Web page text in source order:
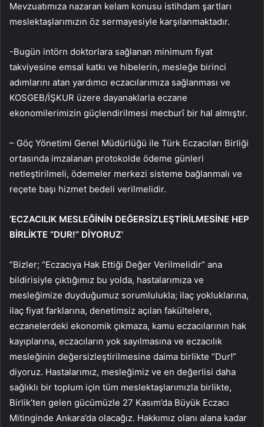
Mevzuatımıza nazaran kelam konusu istihdam şartları
meslektaşlarımızın öz sermayesiyle karşılanmaktadır.
-Bugün intörn doktorlara sağlanan minimum fiyat
takviyesine emsal katkı ve hibelerin, mesleğe birinci
adımlarını atan yardımcı eczacılarımıza sağlanması ve
KOSGEB/İŞKUR üzere dayanaklarla eczane
ekonomilerimizin güçlendirilmesi mecburî bir hal almıştır.
– Göç Yönetimi Genel Müdürlüğü ile Türk Eczacıları Birliği
ortasında imzalanan protokolde ödeme günleri
netleştirilmeli, ödemeler merkezi sisteme bağlanmalı ve
reçete başı hizmet bedeli verilmelidir.
‘ECZACILIK MESLEĞİNİN DEĞERSİZLEŞTİRİLMESİNE HEP
BİRLİKTE “DUR!” DİYORUZ’
“Bizler; “Eczacıya Hak Ettiği Değer Verilmelidir” ana
bildirisiyle çıktığımız bu yolda, hastalarımıza ve
mesleğimize duyduğumuz sorumlulukla; ilaç yokluklarına,
ilaç fiyat farklarına, denetimsiz açılan fakültelere,
eczanelerdeki ekonomik çıkmaza, kamu eczacılarının hak
kayıplarına, eczacıların yok sayılmasına ve eczacılık
mesleğinin değersizleştirilmesine daima birlikte “Dur!”
diyoruz. Hastalarımız, mesleğimiz ve en değerlisi daha
sağlıklı bir toplum için tüm meslektaşlarımızla birlikte,
Birlik’ten gelen gücümüzle 27 Kasım’da Büyük Eczacı
Mitinginde Ankara’da olacağız. Hakkımız olanı alana kadar